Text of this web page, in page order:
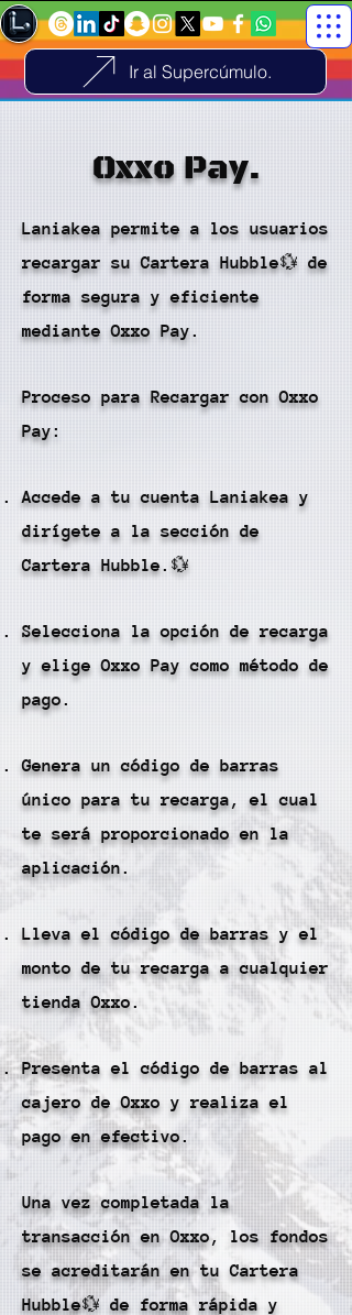
Ir al Supercúmulo.
Oxxo Pay.
Laniakea permite a los usuarios
recargar su Cartera Hubble💱 de
forma segura y eficiente
mediante Oxxo Pay.
Proceso para Recargar con Oxxo
Pay:
Accede a tu cuenta Laniakea y
dirígete a la sección de
Cartera Hubble.💱
Selecciona la opción de recarga
y elige Oxxo Pay como método de
pago.
Genera un código de barras
único para tu recarga, el cual
te será proporcionado en la
aplicación.
Lleva el código de barras y el
monto de tu recarga a cualquier
tienda Oxxo.
Presenta el código de barras al
cajero de Oxxo y realiza el
pago en efectivo.
Una vez completada la
transacción en Oxxo, los fondos
se acreditarán en tu Cartera
Hubble💱 de forma rápida y